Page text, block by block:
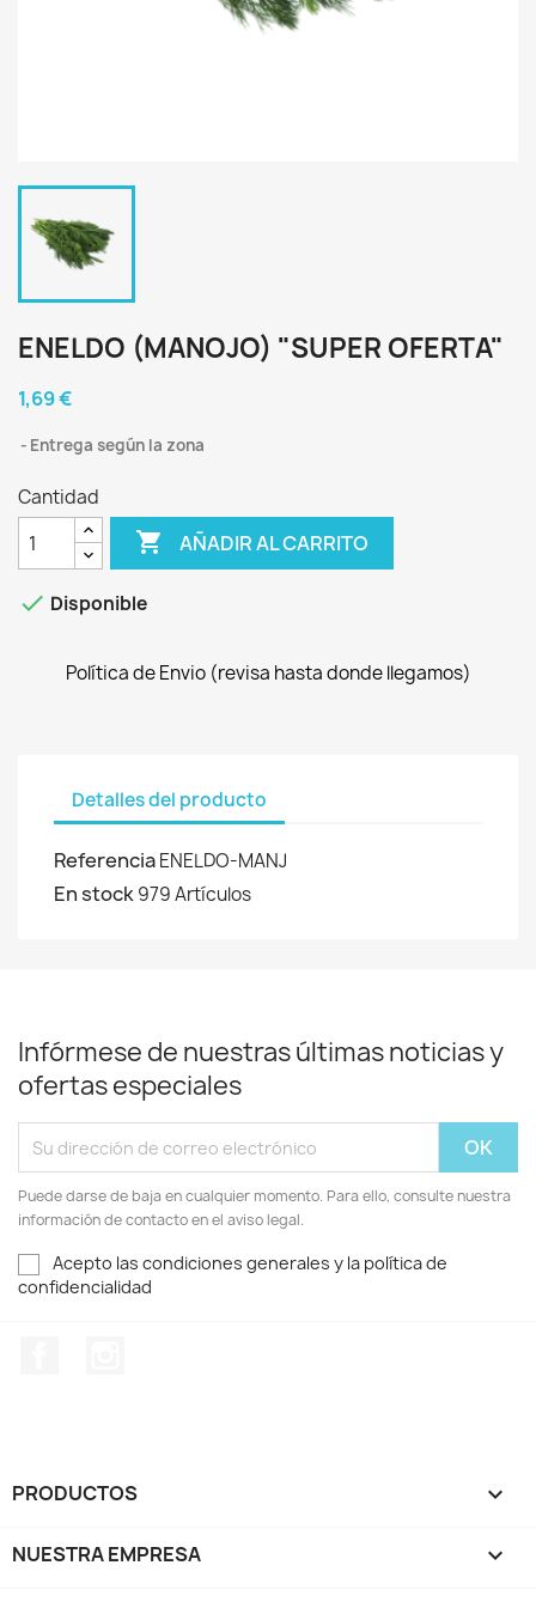
ENELDO (MANOJO) "SUPER OFERTA"
1,69 €
Entrega según la zona
Cantidad
 AÑADIR AL CARRITO
 Disponible
Política de Envio (revisa hasta donde llegamos)
Detalles del producto
ReferenciaENELDO-MANJ
En stock979 Artículos
Infórmese de nuestras últimas noticias y
ofertas especiales
Puede darse de baja en cualquier momento. Para ello, consulte nuestra
información de contacto en el aviso legal.
Acepto las condiciones generales y la política de
confidencialidad
PRODUCTOS 
NUESTRA EMPRESA 